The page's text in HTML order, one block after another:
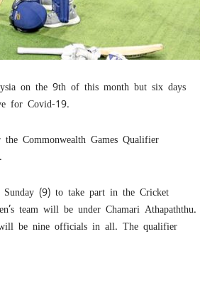
on the 9th of this month but six days
for Covid-19.
Commonwealth Games Qualifier
(9) to take part in the Cricket
team will be under Chamari Athapaththu.
be nine officials in all. The qualifier